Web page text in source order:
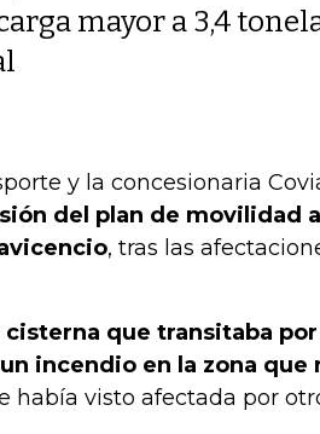
mayor a 3,4
y la concesionaria
del plan de movilidad
, tras las
cisterna que transitaba
incendio en la zona que
había visto afectada por